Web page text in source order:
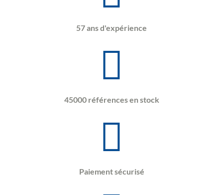
57 ans d'expérience
45000 références en stock
Paiement sécurisé